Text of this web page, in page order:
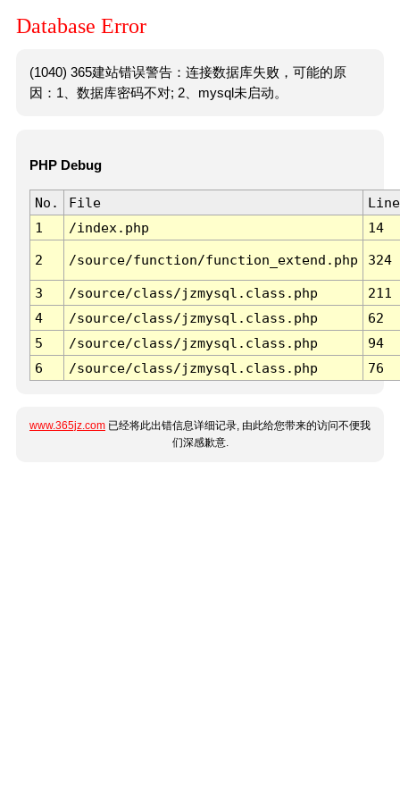
Database Error
(1040) 365建站错误警告：连接数据库失败，可能的原
因：1、数据库密码不对; 2、mysql未启动。
PHP Debug
No. File
Line
1
/index.php 14
2 /source/function/function_extend.php 324
3 /source/class/jzmysql.class.php
211
4
/source/class/jzmysql.class.php
62
5
/source/class/jzmysql.class.php
94
6
/source/class/jzmysql.class.php 76
www.365jz.com 已经将此出错信息详细记录, 由此给您带来的访问不便我
们深感歉意.